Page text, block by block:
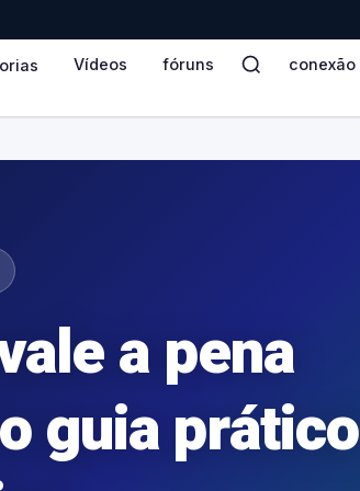
Vídeos fóruns conexão
a pena
guia prático